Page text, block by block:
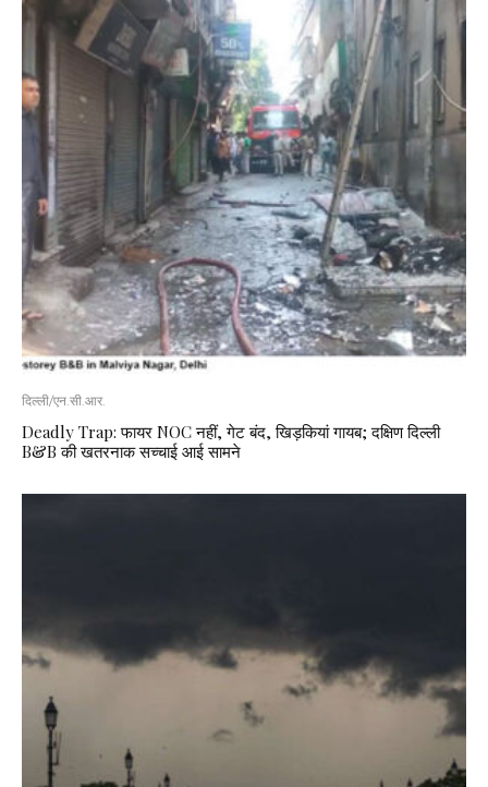
दिल्ली/एन.सी.आर.
Deadly Trap: फायर NOC नहीं, गेट बंद, खिड़कियां गायब; दक्षिण दिल्ली
B&B की खतरनाक सच्चाई आई सामने